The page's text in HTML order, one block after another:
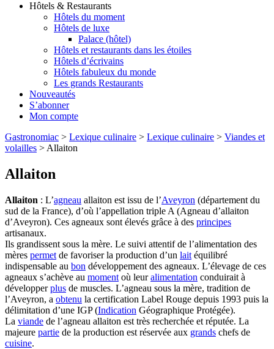
Hôtels & Restaurants
Hôtels du moment
Hôtels de luxe
Palace (hôtel)
Hôtels et restaurants dans les étoiles
Hôtels d’écrivains
Hôtels fabuleux du monde
Les grands Restaurants
Nouveautés
S’abonner
Mon compte
Gastronomiac > Lexique culinaire > Lexique culinaire > Viandes et
volailles > Allaiton
Allaiton
Allaiton : L’agneau allaiton est issu de l’Aveyron (département du
sud de la France), d’où l’appellation triple A (Agneau d’allaiton
d’Aveyron). Ces agneaux sont élevés grâce à des principes
artisanaux.
Ils grandissent sous la mère. Le suivi attentif de l’alimentation des
mères permet de favoriser la production d’un lait équilibré
indispensable au bon développement des agneaux. L’élevage de ces
agneaux s’achève au moment où leuralimentation conduirait à
développerplus de muscles. L’agneau sous la mère, tradition de
l’Aveyron, a obtenu la certification Label Rouge depuis 1993 puis la
délimitation d’une IGP (Indication Géographique Protégée).
La viande de l’agneau allaiton est très recherchée et réputée. La
majeure partie de la production est réservée aux grands chefs de
cuisine.